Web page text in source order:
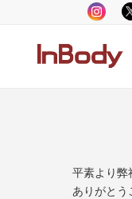
平素より弊
ありがとう